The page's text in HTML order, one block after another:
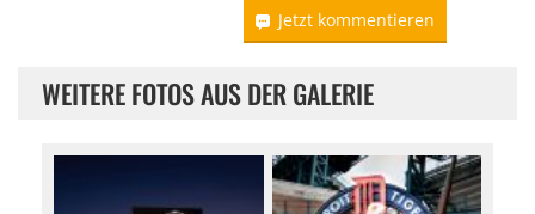
Jetzt kommentieren
WEITERE FOTOS AUS DER GALERIE